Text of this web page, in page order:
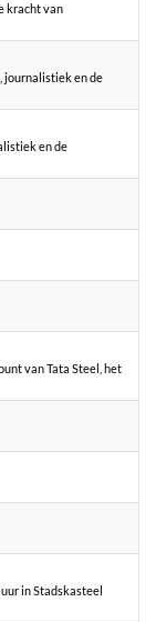
kracht van
journalistiek en de
en de
van Tata Steel, het
in Stadskasteel